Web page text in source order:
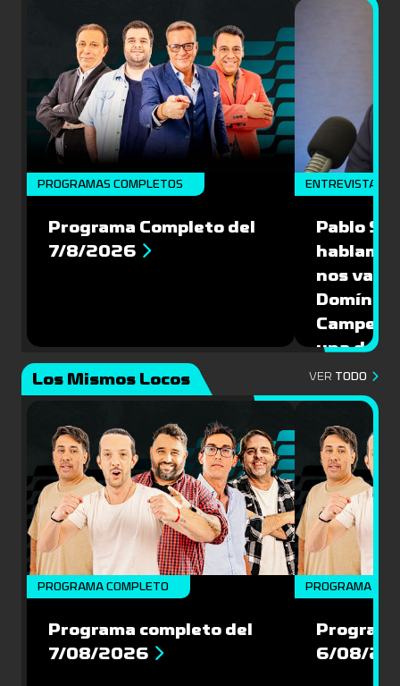
PROGRAMAS COMPLETOS
Programa Completo del
7/8/2026
ENTREVISTA
Pablo
nos
una de
Mundial
Los Mismos Locos VER TODO
PROGRAMA COMPLETO
Programa completo del
7/08/2026
PROGRAMA
6/08/